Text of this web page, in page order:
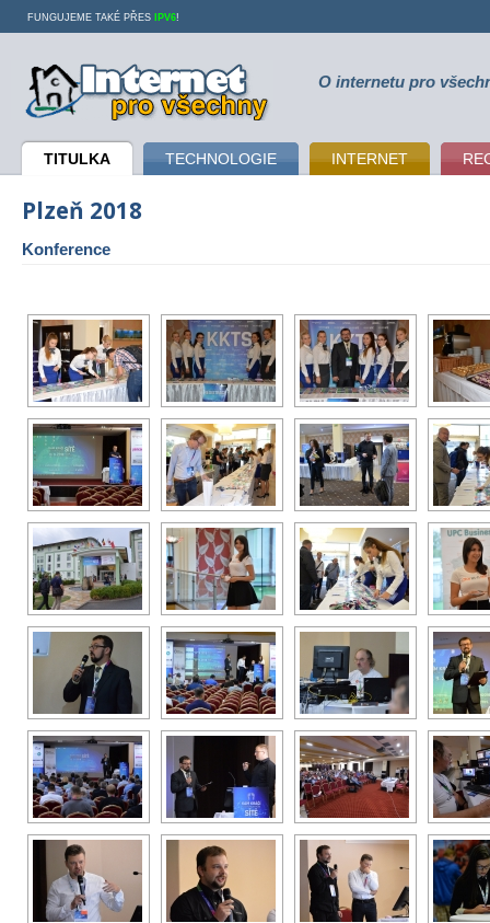
Internet pro všechny O internetu pro
TITULKA TECHNOLOGIE INTERNET
FUNGUJEME TAKÉ PŘES IPV6!
Plzeň 2018
Konference